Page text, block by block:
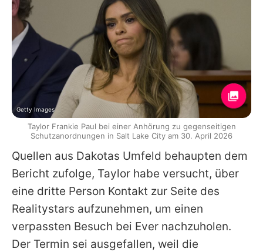
Quellen aus Dakotas Umfeld behaupten dem
Bericht zufolge, Taylor habe versucht, über
eine dritte Person Kontakt zur Seite des
Realitystars aufzunehmen, um einen
verpassten Besuch bei Ever nachzuholen.
Der Termin sei ausgefallen, weil die
Getty Images
Taylor Frankie Paul bei einer Anhörung zu gegenseitigen
Schutzanordnungen in Salt Lake City am 30. April 2026